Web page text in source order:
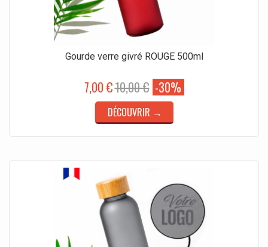
Gourde verre givré ROUGE 500ml
7,00 €10,00 € -30%
DÉCOUVRIR →